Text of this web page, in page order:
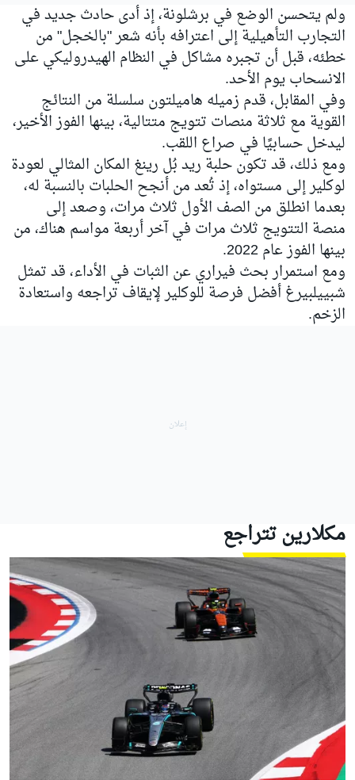
ولم يتحسن الوضع في برشلونة، إذ أدى حادث جديد في
التجارب التأهيلية إلى اعترافه بأنه شعر "بالخجل" من
خطئه، قبل أن تجبره مشاكل في النظام الهيدروليكي على
الانسحاب يوم الأحد.
وفي المقابل، قدم زميله هاميلتون سلسلة من النتائج
القوية مع ثلاثة منصات تتويج متتالية، بينها الفوز الأخير،
ليدخل حسابيًا في صراع اللقب.
ومع ذلك، قد تكون حلبة ريد بُل رينغ المكان المثالي لعودة
لوكلير إلى مستواه، إذ تُعد من أنجح الحلبات بالنسبة له،
بعدما انطلق من الصف الأول ثلاث مرات، وصعد إلى
منصة التتويج ثلاث مرات في آخر أربعة مواسم هناك، من
بينها الفوز عام 2022.
ومع استمرار بحث فيراري عن الثبات في الأداء، قد تمثل
شبييلبيرغ أفضل فرصة للوكلير لإيقاف تراجعه واستعادة
الزخم.
مكلارينتتراجع